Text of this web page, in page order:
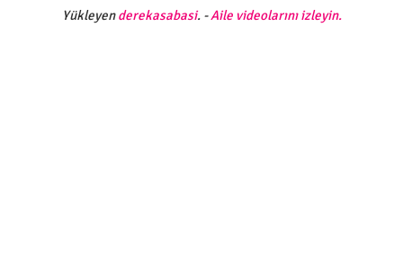
Yükleyenderekasabasi. -Aile videolarını izleyin.